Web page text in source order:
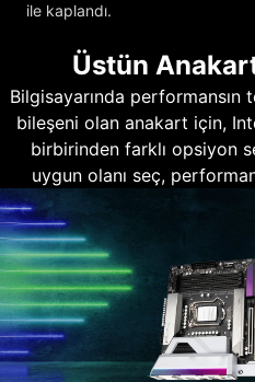
ile kaplandı.
Üstün
Bilgisayarında performansın
bileşeni olan anakart için,
birbirinden farklı opsiyon
uygun olanı seç,